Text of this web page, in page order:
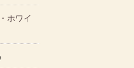
ホワイ